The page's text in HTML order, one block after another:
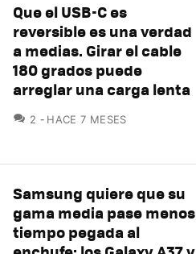
Que el USB-C es
reversible es una verdad
a medias. Girar el cable
180 grados puede
arreglar una carga lenta
2 COMENTARIOS
HACE 7 MESES
Samsung quiere que su
gama media pase menos
tiempo pegada al